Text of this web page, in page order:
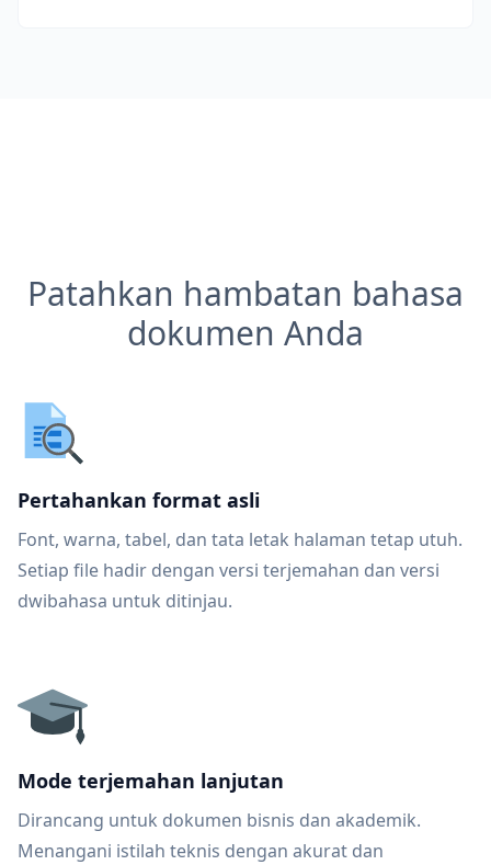
Patahkan hambatan bahasa
dokumen Anda
Pertahankan format asli
Font, warna, tabel, dan tata letak halaman tetap utuh.
Setiap file hadir dengan versi terjemahan dan versi
dwibahasa untuk ditinjau.
Mode terjemahan lanjutan
Dirancang untuk dokumen bisnis dan akademik.
Menangani istilah teknis dengan akurat dan